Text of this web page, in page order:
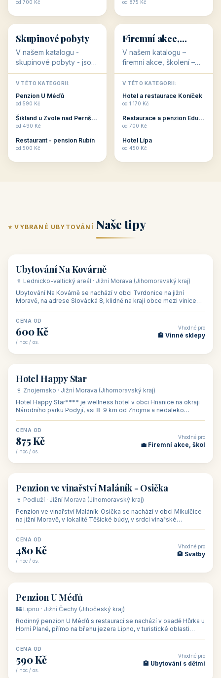
od 700 Kč od 875 Kč
👥
👥
32 objektů
Skupinové pobyty
V našem katalogu -
skupinové pobyty - jsou
pro Vás připraveny
objekty, které nabízí
ubytování skupin v
penzionech, hotelích a
Budete překva...
V TÉTO KATEGORII:
Penzion U Méďů
od 590 Kč
Šikland u Zvole nad Pernštejnem
od 490 Kč
Restaurant - pension Rubín
od 500 Kč
💼
💼
31 objektů
Firemní akce,
školení
V našem katalogu –
firemní akce, školení –
jsou pro Vás připraveny
objekty, které mají
zkušenosti pořádat i
menší firemní akce a
ob...
V TÉTO KATEGORII:
Hotel a restaurace Koníček
od 1 170 Kč
Restaurace a penzion Eduard
od 700 Kč
Hotel Lípa
od 450 Kč
⭐ VYBRANÉ UBYTOVÁNÍ Naše tipy
🏡 penzion
Ubytování Na Kovárně
🍷 Lednicko-valtický areál · Jižní Morava (Jihomoravský kraj)
Ubytování Na Kovárně se nachází v obci Tvrdonice na jižní
Moravě, na adrese Slovácká 8, klidně na kraji obce mezi vinicemi,
CENA OD
600 Kč
/ noc / os.
Vhodné pro
🏨 Vinné sklepy
🏨 hotel
Hotel Happy Star
🍷 Znojemsko · Jižní Morava (Jihomoravský kraj)
Hotel Happy Star**** je wellness hotel v obci Hnanice na okraji
Národního parku Podyjí, asi 8–9 km od Znojma a nedaleko
CENA OD
875 Kč
/ noc / os.
Vhodné pro
💼 Firemní akce, škol
🏡 penzion
Penzion ve vinařství Maláník - Osička
🍷 Podluží · Jižní Morava (Jihomoravský kraj)
Penzion ve vinařství Maláník-Osička se nachází v obci Mikulčice
na jižní Moravě, v lokalitě Těšické búdy, v srdci vinařské
CENA OD
480 Kč
/ noc / os.
Vhodné pro
🏨 Svatby
🏡 penzion
Penzion U Méďů
🏰 Lipno · Jižní Čechy (Jihočeský kraj)
Rodinný penzion U Méďů s restaurací se nachází v osadě Hůrka u
Horní Plané, přímo na břehu jezera Lipno, v turistické oblasti
CENA OD
590 Kč
/ noc / os.
Vhodné pro
🏨 Ubytování s dětmi